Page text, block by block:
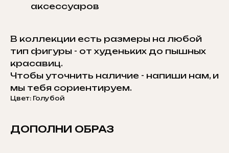
аксессуаров
В коллекции есть размеры на любой
тип фигуры - от худеньких до пышных
красавиц.
Чтобы уточнить наличие - напиши нам, и
мы тебя сориентируем.
Цвет: Голубой
ДОПОЛНИ ОБРАЗ